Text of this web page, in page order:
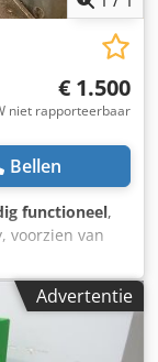
€ 1.500
niet rapporteerbaar
Bellen
functioneel,
voorzien van
losse
mm (165 mm
liter
Aqqoa
Advertentie